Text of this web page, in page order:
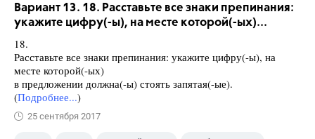
Вариант 13. 18. Расставьте все знаки препинания:
укажите цифру(-ы), на месте которой(-ых)...
18.
Расставьте все знаки препинания: укажите цифру(-ы), на
месте которой(-ых)
в предложении должна(-ы) стоять запятая(-ые).
(Подробнее...)
25 сентября 2017